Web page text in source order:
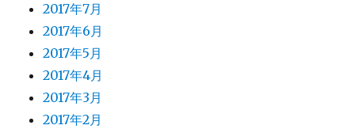
2017年7月
2017年6月
2017年5月
2017年4月
2017年3月
2017年2月